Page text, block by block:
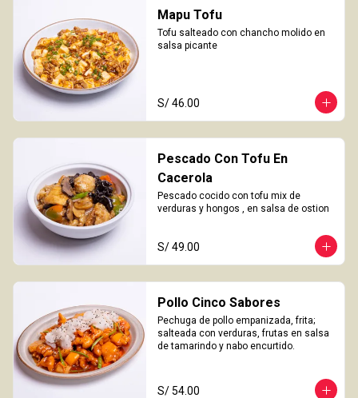
Mapu Tofu
Tofu salteado con chancho molido en
salsa picante
S/ 46.00
Pescado Con Tofu En
Cacerola
Pescado cocido con tofu mix de
verduras y hongos , en salsa de ostion
S/ 49.00
Pollo Cinco Sabores
Pechuga de pollo empanizada, frita;
salteada con verduras, frutas en salsa
de tamarindo y nabo encurtido.
S/ 54.00